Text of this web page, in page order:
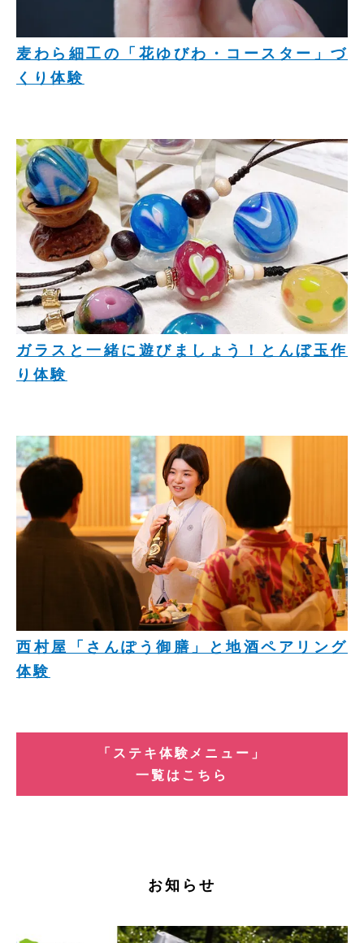
麦わら細工の「花ゆびわ・コースター」づ
くり体験
ガラスと一緒に遊びましょう！とんぼ玉作
り体験
西村屋「さんぽう御膳」と地酒ペアリング
体験
「ステキ体験メニュー」
一覧はこちら
お知らせ